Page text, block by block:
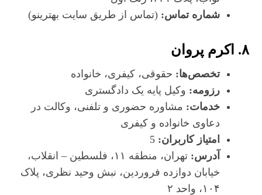
شماره تماس: (تماس از طریق سایت بهترینو)
۸. اکرم پروان
تخصص‌ها: حقوقی، کیفری، خانواده
رزومه: وکیل پایه یک دادگستری
خدمات: مشاوره حضوری و تلفنی، وکالت در
دعاوی خانواده و کیفری
امتیاز کاربران: 5
آدرس:
تهران، منطقه ۱۱، فلسطین – انقلاب،
خیابان دوازده فروردین، نبش وحید نظری، پلاک
۱۰۴، واحد ۲